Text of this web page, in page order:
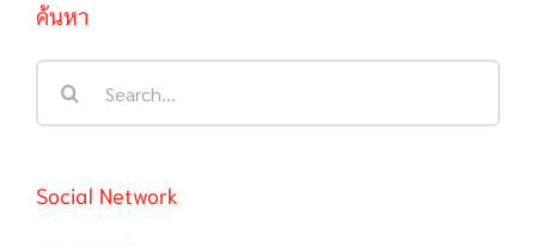
ค้นหา
Social Network